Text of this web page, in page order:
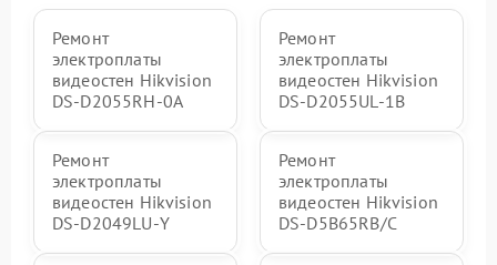
Ремонт
электроплаты
видеостен Hikvision
DS‑D2055RH‑0A
Ремонт
электроплаты
видеостен Hikvision
DS‑D2055UL‑1B
Ремонт
электроплаты
видеостен Hikvision
DS‑D2049LU‑Y
Ремонт
электроплаты
видеостен Hikvision
DS‑D5B65RB/C